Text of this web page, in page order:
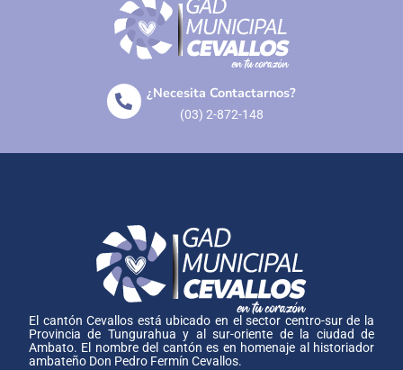
¿Necesita Contactarnos?
(03) 2-872-148
El cantón Cevallos está ubicado en el sector centro-sur de la
Provincia de Tungurahua y al sur-oriente de la ciudad de
Ambato. El nombre del cantón es en homenaje al historiador
ambateño Don Pedro Fermín Cevallos.